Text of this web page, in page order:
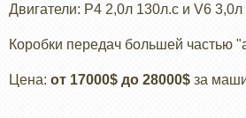
Двигатели: Р4 2,0л 130л.с и V6 3,0л
Коробки передач большей частью
Цена: от 17000$ до 28000$ за